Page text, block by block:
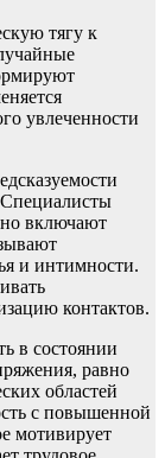
тягу к
увлеченности
включают
и интимности.
контактов.
в состоянии
равно
областей
с повышенной
мотивирует